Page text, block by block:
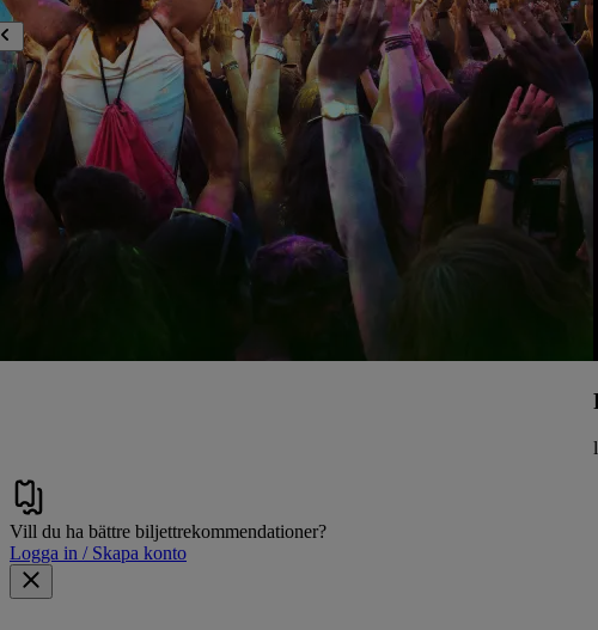
Vill du ha bättre biljettrekommendationer?
Logga in / Skapa konto